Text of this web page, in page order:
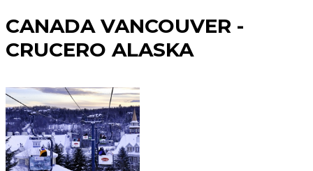
CANADA VANCOUVER -
CRUCERO ALASKA